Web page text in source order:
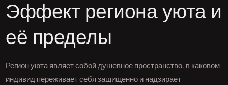
Эффект региона уюта и
её пределы
Регион уюта являет собой душевное пространство, в каковом
индивид переживает себя защищенно и надзирает